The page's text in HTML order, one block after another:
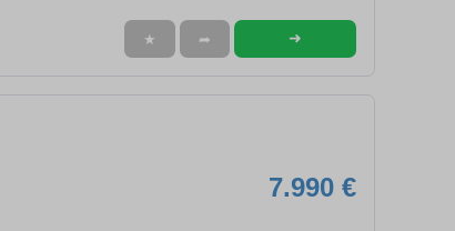
★ ➦ ➜
7.990 €